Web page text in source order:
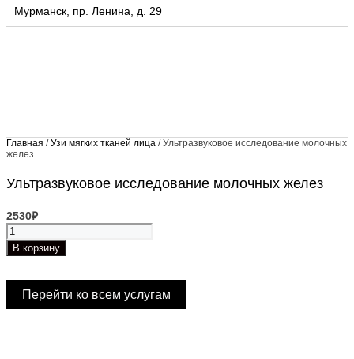
Мурманск, пр. Ленина, д. 29
Главная /Узи мягких тканей лица / Ультразвуковое исследование молочных
желез
Ультразвуковое исследование молочных желез
2530₽
Количество
товара
Ультразвуковое
молочных
желез
В корзину
Перейти ко всем услугам